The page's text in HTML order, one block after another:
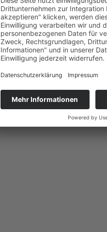
2026 und es geht weiter …
Jugend
stärken“